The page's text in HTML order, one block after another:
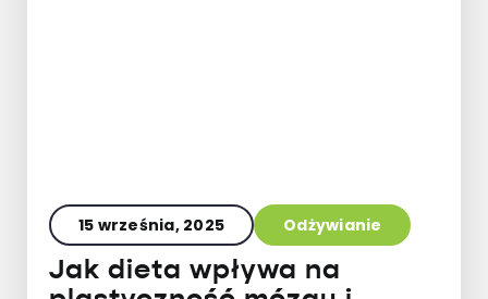
15 września, 2025 Odżywianie
Jak dieta wpływa na